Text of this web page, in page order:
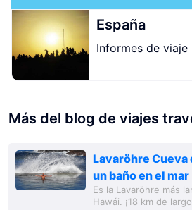
España
Informes de viaje
Más del blog de viajes
Lavaröhre Cueva
un baño en el mar
Es la Lavaröhre más
Hawái. ¡18 km de